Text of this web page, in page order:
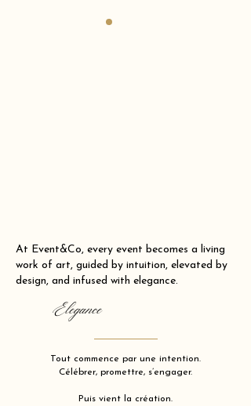
At Event&Co, every event becomes a living
work of art, guided by intuition, elevated by
design, and infused with elegance.
Elegance
Tout commence par une intention.
Célébrer, promettre, s’engager.
Puis vient la création.